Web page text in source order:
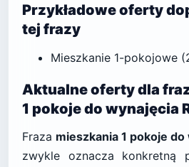
Przykładowe oferty
tej frazy
Mieszkanie 1-pokojowe
Aktualne oferty dla
1 pokoje do wynajęcia
Fraza mieszkania 1 pokoje
zwykle oznacza konkretną